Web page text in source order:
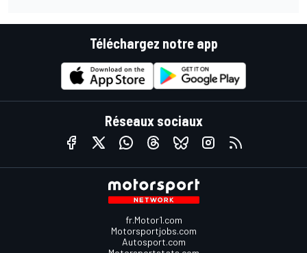
Téléchargez notre app
Réseaux sociaux
fr.Motor1.com
Motorsportjobs.com
Autosport.com